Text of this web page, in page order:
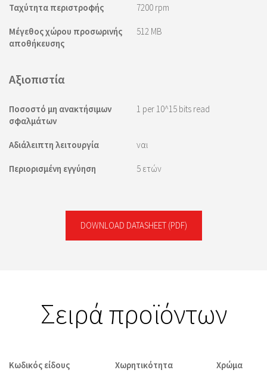
Ταχύτητα περιστροφής 7200 rpm
Μέγεθος χώρου προσωρινής
αποθήκευσης
512 MB
Αξιοπιστία
Ποσοστό μη ανακτήσιμων
σφαλμάτων
1 per 10^15 bits read
Αδιάλειπτη λειτουργία ναι
Περιορισμένη εγγύηση 5 ετών
DOWNLOAD DATASHEET (PDF)
Σειρά προϊόντων
Κωδικός είδους Χωρητικότητα
Χρώμα